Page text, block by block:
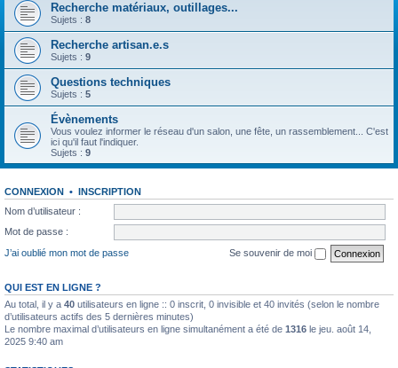
Recherche matériaux, outillages...
Sujets : 8
Recherche artisan.e.s
Sujets : 9
Questions techniques
Sujets : 5
Évènements
Vous voulez informer le réseau d'un salon, une fête, un rassemblement... C'est
ici qu'il faut l'indiquer.
Sujets : 9
CONNEXION • INSCRIPTION
Nom d’utilisateur :
Mot de passe :
J’ai oublié mon mot de passe
Se souvenir de moi
QUI EST EN LIGNE ?
Au total, il y a 40 utilisateurs en ligne :: 0 inscrit, 0 invisible et 40 invités (selon le nombre
d’utilisateurs actifs des 5 dernières minutes)
Le nombre maximal d’utilisateurs en ligne simultanément a été de 1316 le jeu. août 14,
2025 9:40 am